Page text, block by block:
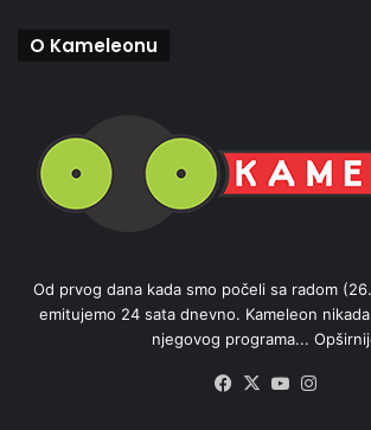
O Kameleonu
Od prvog dana kada smo počeli sa radom
emitujemo 24 sata dnevno. Kameleon
njegovog programa...
Facebook
X YouTube